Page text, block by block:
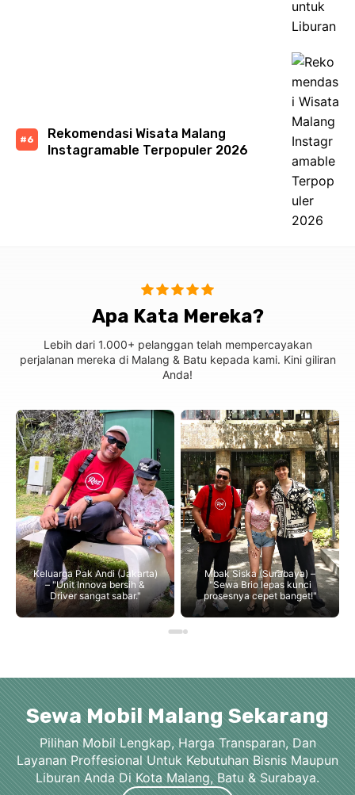
Rekomendasi Wisata Malang
Instagramable Terpopuler 2026
Apa Kata Mereka?
Lebih dari 1.000+ pelanggan telah mempercayakan
perjalanan mereka di Malang & Batu kepada kami. Kini giliran
Anda!
Keluarga Pak Andi (Jakarta)
– "Unit Innova bersih &
Driver sangat sabar."
Mbak Siska (Surabaya) –
"Sewa Brio lepas kunci
prosesnya cepet banget!"
Sewa Mobil Malang Sekarang
Pilihan Mobil Lengkap, Harga Transparan, Dan
Layanan Proffesional Untuk Kebutuhan Bisnis Maupun
Liburan Anda Di Kota Malang, Batu & Surabaya.